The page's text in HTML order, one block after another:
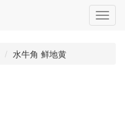
水牛角 鲜地黄